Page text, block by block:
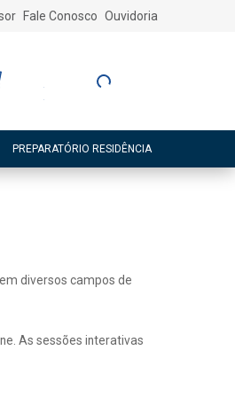
Fale Conosco Ouvidoria
Entre ou Cadastre-
PREPARATÓRIO RESIDÊNCIA
diversos campos de
As sessões interativas